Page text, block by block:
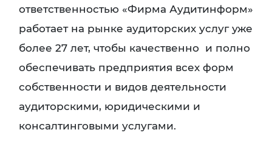
ответственностью «Фирма Аудитинформ»
работает на рынке аудиторских услуг уже
более 27 лет, чтобы качественно и полно
обеспечивать предприятия всех форм
собственности и видов деятельности
аудиторскими, юридическими и
консалтинговыми услугами.